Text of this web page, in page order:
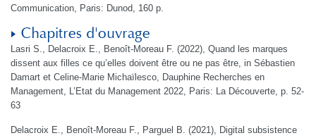
Communication, Paris: Dunod, 160 p.
Chapitres d'ouvrage
Lasri S., Delacroix E., Benoît-Moreau F. (2022), Quand les marques
dissent aux filles ce qu’elles doivent être ou ne pas être, in Sébastien
Damart et Celine-Marie Michaïlesco, Dauphine Recherches en
Management, L’Etat du Management 2022, Paris: La Découverte, p. 52-
63
Delacroix E., Benoît-Moreau F., Parguel B. (2021), Digital subsistence